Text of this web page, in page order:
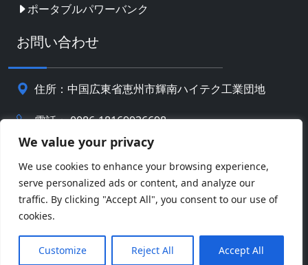
We value your privacy
We use cookies to enhance your browsing experience,
serve personalized ads or content, and analyze our
traffic. By clicking "Accept All", you consent to our use of
cookies.
Customize Reject All Accept All
ポータブルパワーバンク
お問い合わせ
住所：中国広東省恵州市輝南ハイテク工業団地
電話： 0086-18169936698
info@jbbatterychina.com
プライバシーポリシー
ド。 全著作権所有。
LinkedInWhatsApp
共